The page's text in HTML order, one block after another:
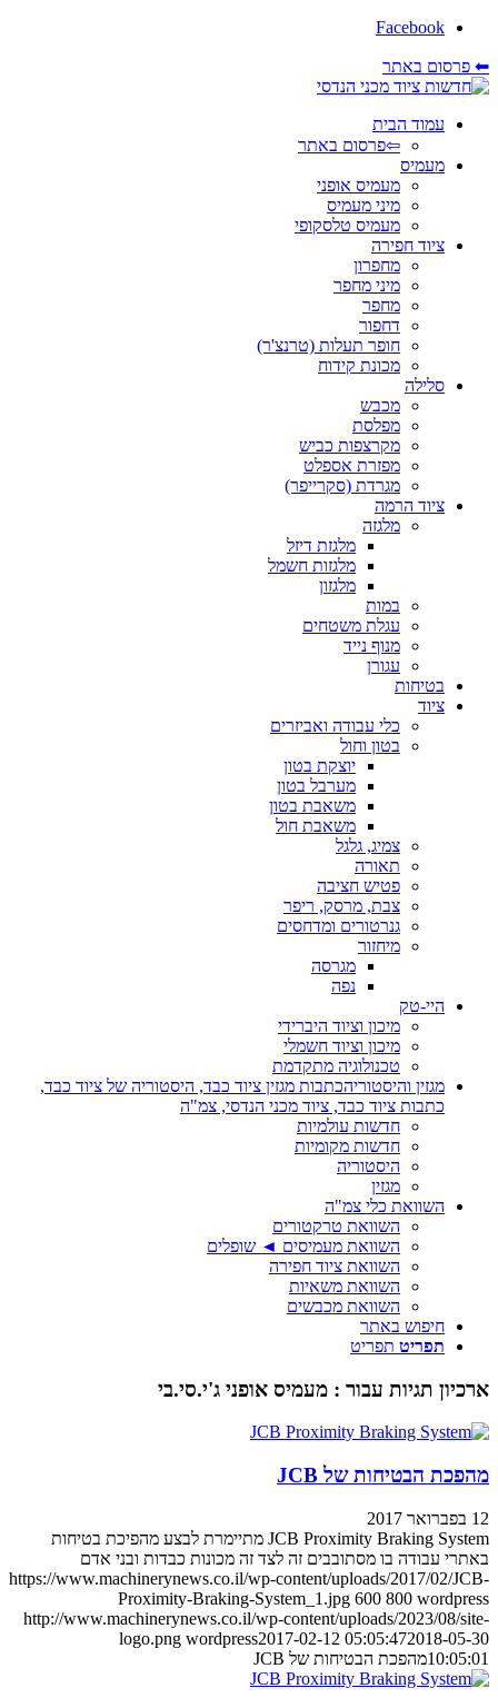
Facebook
⬅ פרסום באתר
עמוד הבית
⇦פרסום באתר
מעמיס
מעמיס אופני
מיני מעמיס
מעמיס טלסקופי
ציוד חפירה
מחפרון
מיני מחפר
מחפר
דחפור
חופר תעלות (טרנצ'ר)
מכונת קידוח
סלילה
מכבש
מפלסת
מקרצפות כביש
מפזרת אספלט
מגרדת (סקרייפר)
ציוד הרמה
מלגזה
מלגזת דיזל
מלגזות חשמל
מלגזון
במות
עגלת משטחים
מנוף נייד
עגורן
בטיחות
ציוד
כלי עבודה ואביזרים
בטון וחול
יוצקת בטון
מערבל בטון
משאבת בטון
משאבת חול
צמיג, גלגל
תאורה
פטיש חציבה
צבת, מרסק, ריפר
גנרטורים ומדחסים
מיחזור
מגרסה
נפה
היי-טק
מיכון וציוד היברידי
מיכון וציוד חשמלי
טכנולוגיה מתקדמת
מגזין והיסטוריהכתבות מגזין ציוד כבד, היסטוריה של ציוד כבד,
כתבות ציוד כבד, ציוד מכני הנדסי, צמ"ה
חדשות עולמיות
חדשות מקומיות
היסטוריה
מגזין
השוואת כלי צמ"ה
השוואת טרקטורים
השוואת מעמיסים ◄ שופלים
השוואת ציוד חפירה
השוואת משאיות
השוואת מכבשים
חיפוש באתר
תפריט תפריט
ארכיון תגיות עבור : מעמיס אופני ג'י.סי.בי
מהפכת הבטיחות של JCB
12 בפברואר 2017
JCB Proximity Braking System מתיימרת לבצע מהפיכת בטיחות
באתרי עבודה בו מסתובבים זה לצד זה מכונות כבדות ובני אדם
https://www.machinerynews.co.il/wp-content/uploads/2017/02/JCB-
Proximity-Braking-System_1.jpg 600 800 wordpress
http://www.machinerynews.co.il/wp-content/uploads/2023/08/site-
logo.png wordpress2017-02-12 05:05:472018-05-30
10:05:01מהפכת הבטיחות של JCB